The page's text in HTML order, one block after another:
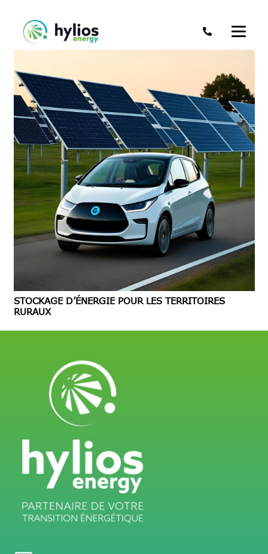
STOCKAGE D’ÉNERGIE POUR LES TERRITOIRES
RURAUX